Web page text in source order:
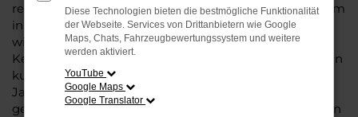
regelrecht Maßstäbe gesetzt werden, was sich vor allem
in Sachen Assistenzsysteme und Sicherheit
widerspiegelt. Und dann ist da noch das Design, dass
Kenner sprichwörtlich mit der Zunge schnalzen lässt. In
kurzen Worten: für Kassel ist eijn VW Passat Variant
Jahreswagen eine perfekte Wahl, alldieweil Sie
gegenüber einem Neuwagen erheblich an Geld sparen
Diese Technologien bieten die bestmögliche Funktionalität
der Webseite. Services von Drittanbietern wie Google
Maps, Chats, Fahrzeugbewertungssystem und weitere
werden aktiviert.
YouTube
Google Maps
Google Translator